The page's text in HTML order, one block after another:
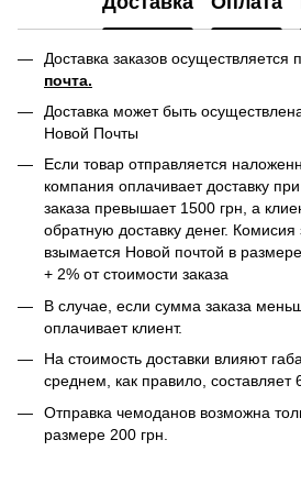
Доставка заказов осуществляется
почта.
Доставка может быть
Новой Почты
Если товар отправляется
компания оплачивает доставку
заказа превышает 1500 грн, а
обратную доставку денег.
взымается Новой почтой в
+ 2% от стоимости заказа
В случае, если сумма заказа
оплачивает клиент.
На стоимость доставки влияют
среднем, как правило, составляет
Отправка чемоданов возможна
размере 200 грн.